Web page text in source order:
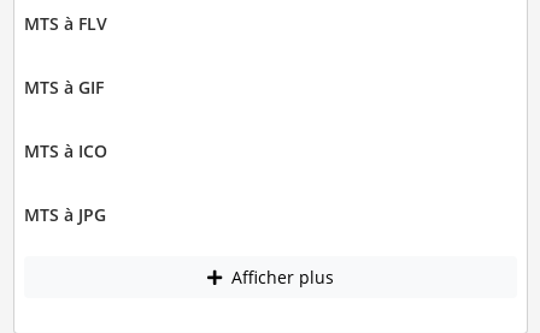
MTS à FLV
MTS à GIF
MTS à ICO
MTS à JPG
Afficher plus